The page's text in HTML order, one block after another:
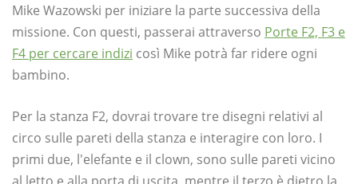
Mike Wazowski per iniziare la parte successiva della
missione. Con questi, passerai attraverso Porte F2, F3 e
F4 per cercare indizi così Mike potrà far ridere ogni
bambino.
Per la stanza F2, dovrai trovare tre disegni relativi al
circo sulle pareti della stanza e interagire con loro. I
primi due, l'elefante e il clown, sono sulle pareti vicino